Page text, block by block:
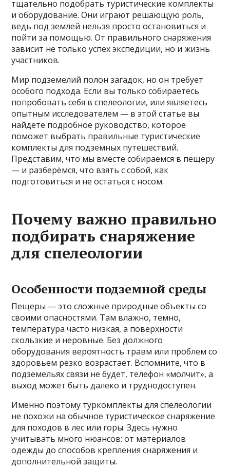
тщательно подобрать туристические комплекты
и оборудование. Они играют решающую роль,
ведь под землей нельзя просто остановиться и
пойти за помощью. От правильного снаряжения
зависит не только успех экспедиции, но и жизнь
участников.
Мир подземелий полон загадок, но он требует
особого подхода. Если вы только собираетесь
попробовать себя в спелеологии, или являетесь
опытным исследователем — в этой статье вы
найдёте подробное руководство, которое
поможет выбрать правильные туристические
комплекты для подземных путешествий.
Представим, что мы вместе собираемся в пещеру
— и разберёмся, что взять с собой, как
подготовиться и не остаться с носом.
Почему важно правильно
подбирать снаряжение
для спелеологии
Особенности подземной среды
Пещеры — это сложные природные объекты со
своими опасностями. Там влажно, темно,
температура часто низкая, а поверхности
скользкие и неровные. Без должного
оборудования вероятность травм или проблем со
здоровьем резко возрастает. Вспомните, что в
подземельях связи не будет, телефон «молчит», а
выход может быть далеко и труднодоступен.
Именно поэтому туркомплекты для спелеологии
не похожи на обычное туристическое снаряжение
для походов в лес или горы. Здесь нужно
учитывать много нюансов: от материалов
одежды до способов крепления снаряжения и
дополнительной защиты.